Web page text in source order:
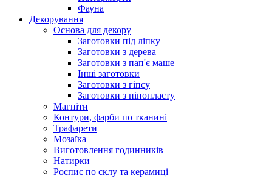
Фауна
Декорування
Основа для декору
Заготовки під ліпку
Заготовки з дерева
Заготовки з пап'є маше
Інші заготовки
Заготовки з гіпсу
Заготовки з пінопласту
Магніти
Контури, фарби по тканині
Трафарети
Мозаїка
Виготовлення годинників
Натирки
Роспис по склу та керамиці